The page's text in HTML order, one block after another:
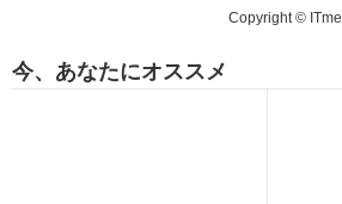
Copyright ©
今、あなたにオススメ